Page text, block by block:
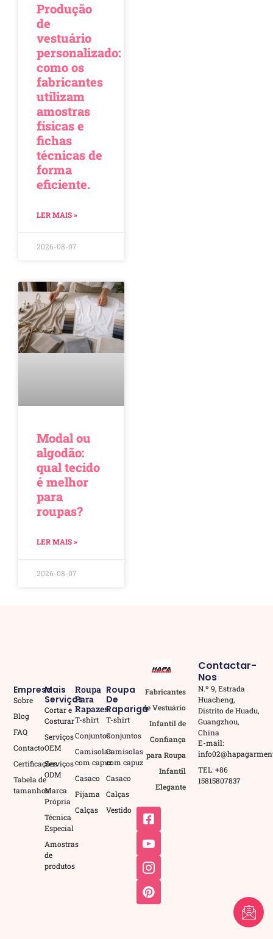
Produção
de
vestuário
personalizado:
como os
fabricantes
utilizam
amostras
físicas e
fichas
técnicas de
forma
eficiente.
LER MAIS »
2026-08-07
Modal ou
algodão:
qual tecido
é melhor
para
roupas?
LER MAIS »
2026-08-07
Fabricantes
de Vestuário
Infantil de
Confiança
para Roupa
Infantil
Elegante
Roupa
De
Rapariga
T-shirt
Conjuntos
Camisolas
com capuz
Casaco
Calças
Vestido
Roupa
Para
Rapazes
T-shirt
Conjuntos
Camisolas
com capuz
Casaco
Pijama
Calças
Mais
Serviços
Cortar e
Costurar
Serviços
OEM
Serviços
ODM
Marca
Própria
Técnica
Especial
Amostras
de
produtos
Empresa
Sobre
Blog
FAQ
Contacto
Certificações
Tabela de
tamanhos
Contactar-
Nos
N.º 9, Estrada
Huacheng,
Distrito de Huadu,
Guangzhou,
China
E-mail:
TEL: +86
15815807837
FR